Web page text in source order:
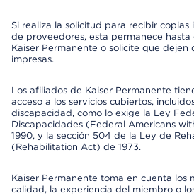
Si realiza la solicitud para recibir
de proveedores, esta permanece
Kaiser Permanente o solicite que dejen
impresas.
Los afiliados de Kaiser Permanente
acceso a los servicios cubiertos,
discapacidad, como lo exige la Ley
Discapacidades (Federal Americans
1990, y la sección 504 de la Ley de
(Rehabilitation Act) de 1973.
Kaiser Permanente toma en cuenta los
calidad, la experiencia del miembro o